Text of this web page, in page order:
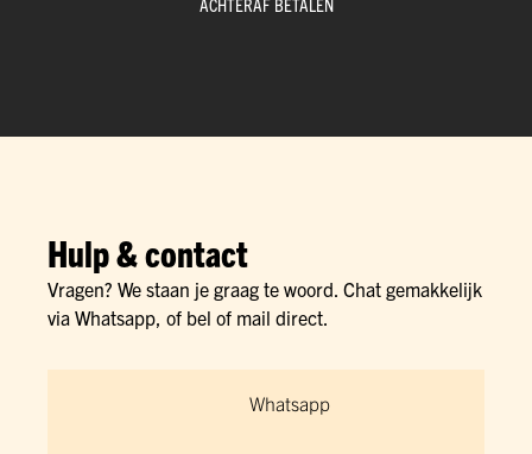
Hulp & contact
Vragen? We staan je graag te woord. Chat gemakkelijk
via Whatsapp, of bel of mail direct.
Whatsapp